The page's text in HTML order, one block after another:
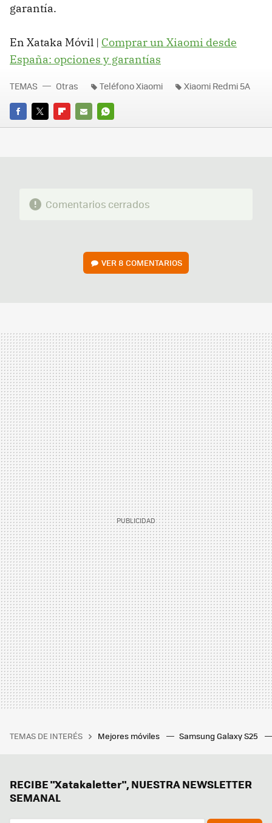
garantía.
En Xataka Móvil | Comprar un Xiaomi desde
España: opciones y garantías
FACEBOOK
TWITTERFLIPBOARD
E-
WHATSAPP
TEMAS Otras Teléfono Xiaomi Xiaomi Redmi 5A
Comentarios cerrados
VER8 COMENTARIOS
TEMAS DE INTERÉS Mejores móviles Samsung Galaxy S25
RECIBE "Xatakaletter", NUESTRA NEWSLETTER
SEMANAL